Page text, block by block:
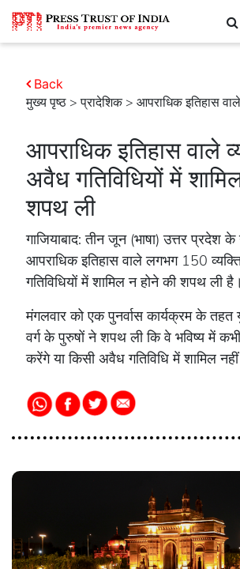
मुख्य पृष्ठ >प्रादेशिक> आपराधिक इतिहास
Back
आपराधिक इतिहास वाले
अवैध गतिविधियों में
शपथ ली
गाजियाबाद: तीन जून (भाषा) उत्तर प्रदेश के
आपराधिक इतिहास वाले लगभग 150
गतिविधियों में शामिल न होने की शपथ ली है।
मंगलवार को एक पुनर्वास कार्यक्रम के
वर्ग के पुरुषों ने शपथ ली कि वे भविष्य में
करेंगे या किसी अवैध गतिविधि में शामिल नहीं